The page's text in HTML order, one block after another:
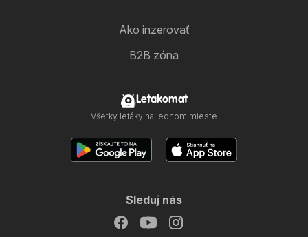
Ako inzerovať
B2B zóna
Letakomat
Všetky letáky na jednom mieste
Sleduj nás